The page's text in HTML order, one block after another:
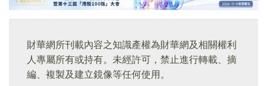
財華網所刊載內容之知識產權為財華網及相關權利
人專屬所有或持有。未經許可，禁止進行轉載、摘
編、複製及建立鏡像等任何使用。